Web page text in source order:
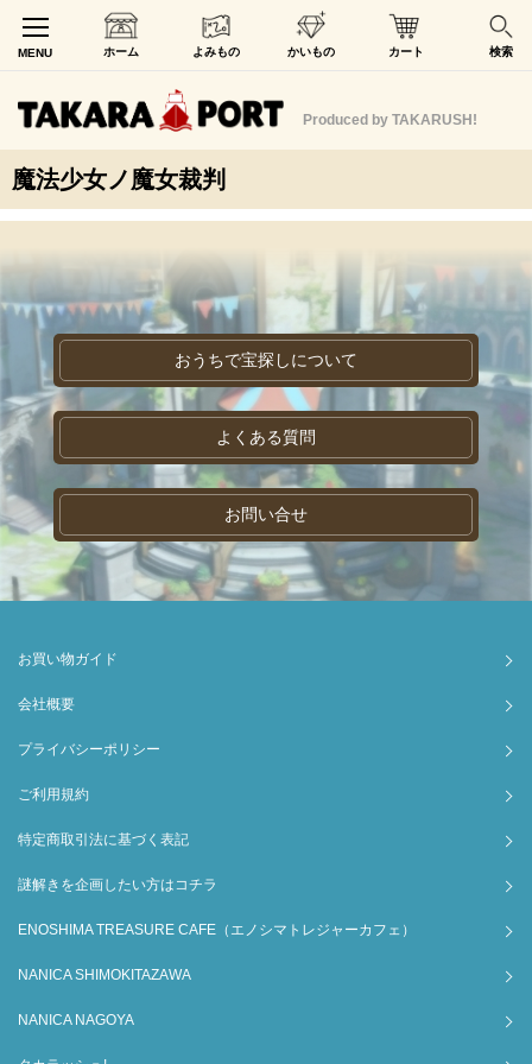
MENU ホーム よみもの かいもの カート 検索
Produced by TAKARUSH!
魔法少女ノ魔女裁判
おうちで宝探しについて
よくある質問
お問い合せ
お買い物ガイド
会社概要
プライバシーポリシー
ご利用規約
特定商取引法に基づく表記
謎解きを企画したい方はコチラ
ENOSHIMA TREASURE CAFE（エノシマトレジャーカフェ）
NANICA SHIMOKITAZAWA
NANICA NAGOYA